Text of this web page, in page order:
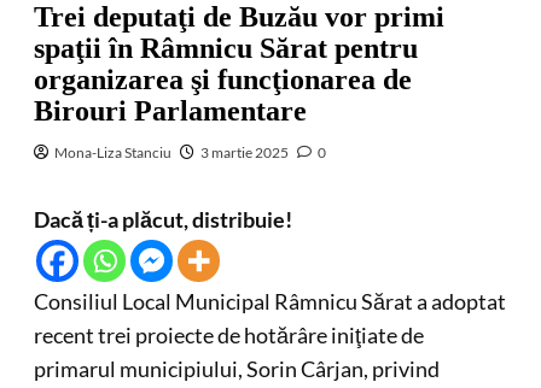
Trei deputaţi de Buzău vor primi
spaţii în Râmnicu Sărat pentru
organizarea şi funcţionarea de
Birouri Parlamentare
Mona-Liza Stanciu 3 martie 2025 0
Dacă ți-a plăcut, distribuie!
Consiliul Local Municipal Râmnicu Sărat a adoptat
recent trei proiecte de hotărâre iniţiate de
primarul municipiului, Sorin Cârjan, privind